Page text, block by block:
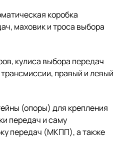
коробка
маховик и троса выбора
кулиса выбора передач
правый и левый
(опоры) для крепления
передач и саму
передач (МКПП), а также